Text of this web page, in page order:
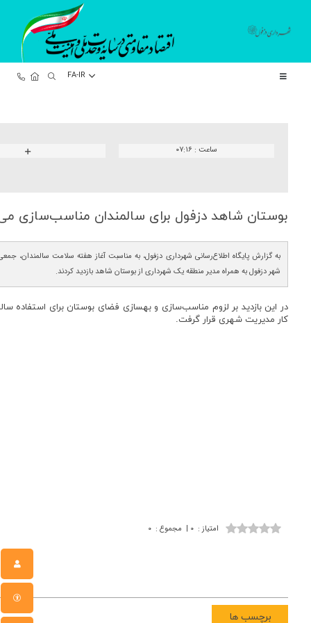
FA-IR
ساعت : ۰۷:۱۶
بوستان شاهد دزفول برای سالمندان مناسب‌سازی
به گزارش پایگاه اطلاع‌رسانی شهرداری دزفول، به مناسبت آغاز هفته سلامت سالمندان،
شهر دزفول به همراه مدیر منطقه یک شهرداری از بوستان شاهد بازدید کردند.
در این بازدید بر لزوم مناسب‌سازی و بهسازی فضای بوستان برای استفاده
کار مدیریت شهری قرار گرفت.
امتیاز : ۰ | مجموع : ۰
برچسب ها